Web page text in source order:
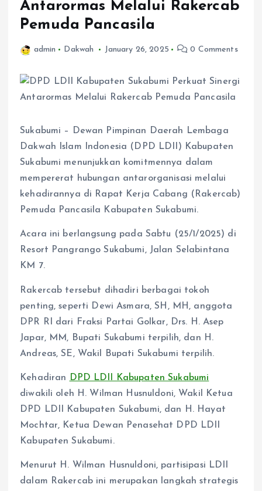
Antarormas Melalui Rakercab
Pemuda Pancasila
admin Dakwah January 26, 2025 0 Comments
Sukabumi – Dewan Pimpinan Daerah Lembaga
Dakwah Islam Indonesia (DPD LDII) Kabupaten
Sukabumi menunjukkan komitmennya dalam
mempererat hubungan antarorganisasi melalui
kehadirannya di Rapat Kerja Cabang (Rakercab)
Pemuda Pancasila Kabupaten Sukabumi.
Acara ini berlangsung pada Sabtu (25/1/2025) di
Resort Pangrango Sukabumi, Jalan Selabintana
KM 7.
Rakercab tersebut dihadiri berbagai tokoh
penting, seperti Dewi Asmara, SH, MH, anggota
DPR RI dari Fraksi Partai Golkar, Drs. H. Asep
Japar, MM, Bupati Sukabumi terpilih, dan H.
Andreas, SE, Wakil Bupati Sukabumi terpilih.
Kehadiran
DPD LDII Kabupaten Sukabumi
diwakili oleh H. Wilman Husnuldoni, Wakil Ketua
DPD LDII Kabupaten Sukabumi, dan H. Hayat
Mochtar, Ketua Dewan Penasehat DPD LDII
Kabupaten Sukabumi.
Menurut H. Wilman Husnuldoni, partisipasi LDII
dalam Rakercab ini merupakan langkah strategis